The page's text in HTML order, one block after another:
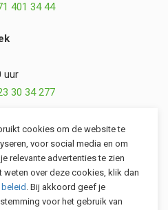
401 34 44
uur
30 34 277
uur
401 34 44
cookies om de website te
voor social media en om
relevante advertenties te zien
weten over deze cookies, klik dan
. Bij akkoord geef je
voor het gebruik van